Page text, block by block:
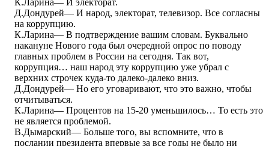
К.Ларина― И электорат.
Д.Дондурей― И народ, электорат, телевизор. Все согласны
на коррупцию.
К.Ларина― В подтверждение вашим словам. Буквально
накануне Нового года был очередной опрос по поводу
главных проблем в России на сегодня. Так вот,
коррупция… наш народ эту коррупцию уже убрал с
верхних строчек куда-то далеко-далеко вниз.
Д.Дондурей― Но его уговаривают, что это важно, чтобы
отчитываться.
К.Ларина― Процентов на 15-20 уменьшилось… То есть это
не является проблемой.
В.Дымарский― Больше того, вы вспомните, что в
послании президента впервые за все годы не было ни